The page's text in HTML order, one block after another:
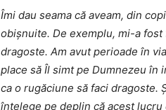
Îmi dau seama că aveam, din
obișnuite. De exemplu, mi-a
dragoste. Am avut perioade în
place să Îl simt pe Dumnezeu în
ca o rugăciune să faci
înțelege pe deplin că acest